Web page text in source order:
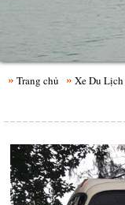
Trang chủ Xe Du Lịch